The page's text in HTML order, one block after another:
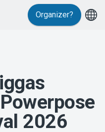
Organizer?
2026